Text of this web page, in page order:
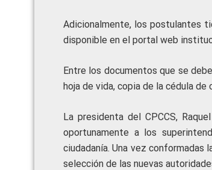
Adicionalmente, los postulantes
disponible en el portal web
Entre los documentos que se
hoja de vida, copia de la cédula
La presidenta del CPCCS,
oportunamente a los
ciudadanía. Una vez
selección de las nuevas